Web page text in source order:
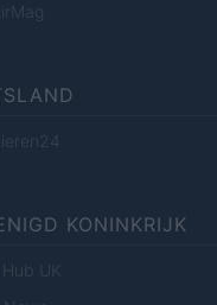
KONINKRIJK
UK